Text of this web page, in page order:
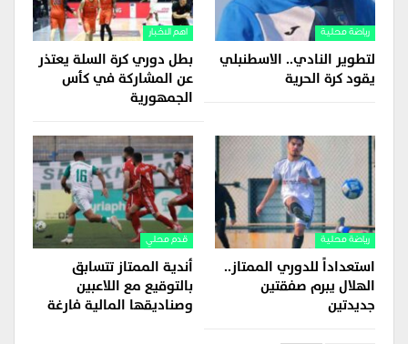
رياضة محلية
لتطوير النادي.. الاسطنبلي
يقود كرة الحرية
اهم الاخبار
بطل دوري كرة السلة يعتذر
عن المشاركة في كأس
الجمهورية
رياضة محلية
استعداداً للدوري الممتاز..
الهلال يبرم صفقتين
جديدتين
قدم محلي
أندية الممتاز تتسابق
بالتوقيع مع اللاعبين
وصناديقها المالية فارغة